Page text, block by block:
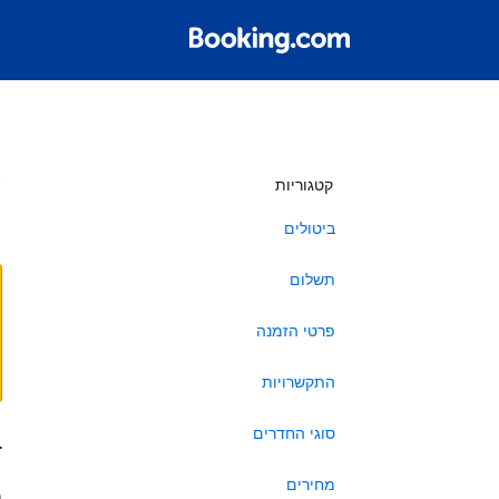
קטגוריות
ביטולים
תשלום
פרטי הזמנה
התקשרויות
סוגי החדרים
מחירים